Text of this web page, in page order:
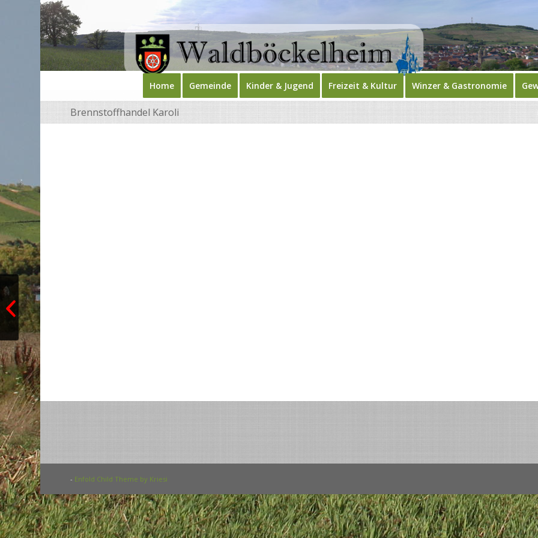
Home Gemeinde Kinder & Jugend Freizeit & Kultur Winzer & Gastronomie
Brennstoffhandel Karoli
- Enfold Child Theme by Kriesi
Aral Tankstelle